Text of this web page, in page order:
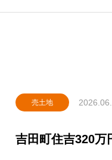
売土地
吉田町住吉320万